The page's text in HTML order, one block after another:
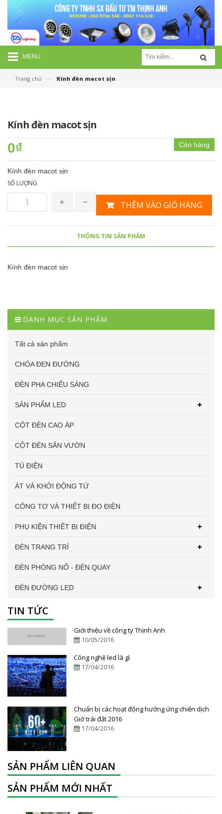
MENU
Trang chủ —› Kính đèn macot sịn
Kính đèn macot sịn
Còn hàng
0₫
Kính đèn macot sịn
SỐ LƯỢNG
THÊM VÀO GIỎ HÀNG
THÔNG TIN SẢN PHẨM
Kính đèn macot sịn
DANH MỤC SẢN PHẨM
Tất cả sản phẩm
CHÓA ĐEN ĐƯỜNG
ĐÈN PHA CHIẾU SÁNG
SẢN PHẨM LED
CỘT ĐÈN CAO ÁP
CỘT ĐÈN SÂN VƯỜN
TỦ ĐIỆN
ÁT VÀ KHỞI ĐỘNG TỪ
CÔNG TƠ VÀ THIẾT BỊ ĐO ĐIỆN
PHỤ KIỆN THIẾT BỊ ĐIỆN
ĐÈN TRANG TRÍ
ĐÈN PHÒNG NỔ - ĐÈN QUAY
ĐÈN ĐƯỜNG LED
TIN TỨC
Giới thiệu về công ty Thịnh Anh
10/05/2016
Công nghệ led là gì
17/04/2016
Chuẩn bị các hoạt động hưởng ứng chiến dịch
Giờ trái đất 2016
17/04/2016
SẢN PHẨM LIÊN QUAN
SẢN PHẨM MỚI NHẤT